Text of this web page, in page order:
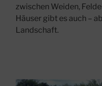
zwischen Weiden,
Häuser gibt es auch –
Landschaft.